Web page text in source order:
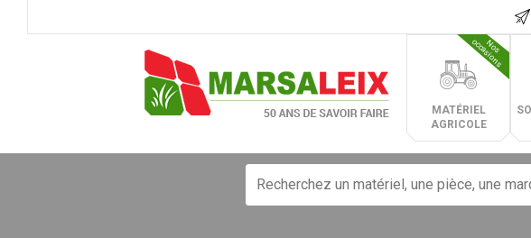
MATÉRIEL
AGRICOLE
N
o
s
o
c
c
a
s
i
o
n
s